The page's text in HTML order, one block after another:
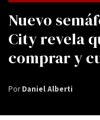
Nuevo
City revela
comprar y
PorDaniel Alberti